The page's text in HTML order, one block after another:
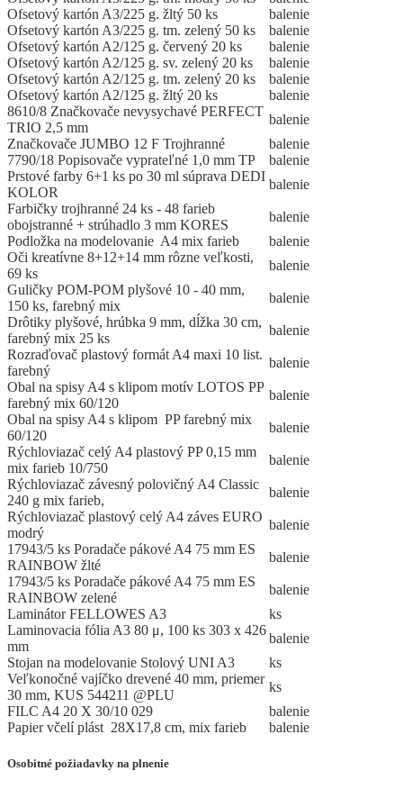
Ofsetový kartón A3/225 g. žltý 50 ks
balenie
Ofsetový kartón A3/225 g. tm. zelený 50 ks
balenie
Ofsetový kartón A2/125 g. červený 20 ks
balenie
Ofsetový kartón A2/125 g. sv. zelený 20 ks
balenie
Ofsetový kartón A2/125 g. tm. zelený 20 ks
balenie
Ofsetový kartón A2/125 g. žltý 20 ks
balenie
8610/8 Značkovače nevysychavé PERFECT
TRIO 2,5 mm
balenie
Značkovače JUMBO 12 F Trojhranné
balenie
7790/18 Popisovače vyprateľné 1,0 mm TP
balenie
Prstové farby 6+1 ks po 30 ml súprava DEDI
KOLOR
balenie
Farbičky trojhranné 24 ks - 48 farieb
obojstranné + strúhadlo 3 mm KORES
balenie
Podložka na modelovanie A4 mix farieb
balenie
Oči kreatívne 8+12+14 mm rôzne veľkosti,
69 ks
balenie
Guličky POM-POM plyšové 10 - 40 mm,
150 ks, farebný mix
balenie
Drôtiky plyšové, hrúbka 9 mm, dĺžka 30 cm,
farebný mix 25 ks
balenie
Rozraďovač plastový formát A4 maxi 10 list.
farebný
balenie
Obal na spisy A4 s klipom motív LOTOS PP
farebný mix 60/120
balenie
Obal na spisy A4 s klipom PP farebný mix
60/120
balenie
Rýchloviazač celý A4 plastový PP 0,15 mm
mix farieb 10/750
balenie
Rýchloviazač závesný polovičný A4 Classic
240 g mix farieb,
balenie
Rýchloviazač plastový celý A4 záves EURO
modrý
balenie
17943/5 ks Poradače pákové A4 75 mm ES
RAINBOW žlté
balenie
17943/5 ks Poradače pákové A4 75 mm ES
RAINBOW zelené
balenie
Laminátor FELLOWES A3
ks
Laminovacia fólia A3 80 μ, 100 ks 303 x 426
mm
balenie
Stojan na modelovanie Stolový UNI A3
ks
Veľkonočné vajíčko drevené 40 mm, priemer
30 mm, KUS 544211 @PLU
ks
FILC A4 20 X 30/10 029
balenie
Papier včelí plást 28X17,8 cm, mix farieb
balenie
Osobitné požiadavky na plnenie